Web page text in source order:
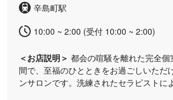
ださい。
辛島町駅
10:00 ~ 2:00 (受付 10:00 ~ 2:00)
＜お店説明＞ 都会の喧騒を離れた完全
間で、至福のひとときをお過ごしいただ
ンサロンです。洗練されたセラピストに